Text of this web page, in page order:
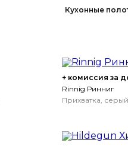
Кухонные
+ комиссия за
Rinnig Ринниг
Прихватка,